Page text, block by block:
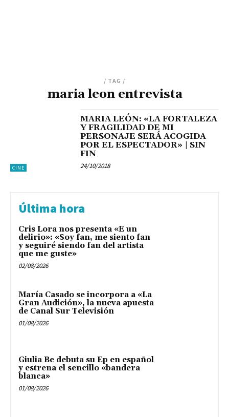
/ TAG /
maria leon entrevista
CINE
MARIA LEÓN: «LA FORTALEZA
Y FRAGILIDAD DE MI
PERSONAJE SERÁ ACOGIDA
POR EL ESPECTADOR» | SIN
FIN
24/10/2018
Última hora
Cris Lora nos presenta «E un
delirio»: «Soy fan, me siento fan
y seguiré siendo fan del artista
que me guste»
02/08/2026
María Casado se incorpora a «La
Gran Audición», la nueva apuesta
de Canal Sur Televisión
01/08/2026
Giulia Be debuta su Ep en español
y estrena el sencillo «bandera
blanca»
01/08/2026